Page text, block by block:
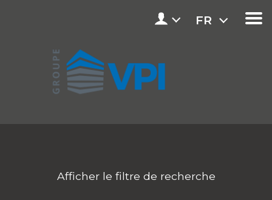
FR
Afficher le filtre de recherche